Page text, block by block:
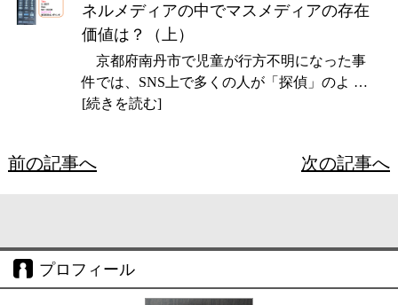
ネルメディアの中でマスメディアの存在
価値は？（上）
京都府南丹市で児童が行方不明になった事
件では、SNS上で多くの人が「探偵」のよ …
[続きを読む]
前の記事へ 次の記事へ
プロフィール